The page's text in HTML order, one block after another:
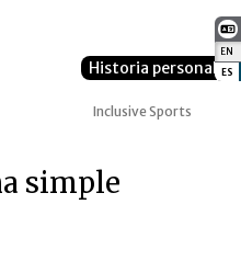
EN
ES
del sitio web
Historia personal
Inclusive Sports
simple